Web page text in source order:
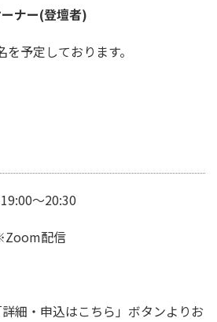
ナー(登壇者)
予定しております。
〜20:30
配信
細・申込はこちら」ボタンよりお